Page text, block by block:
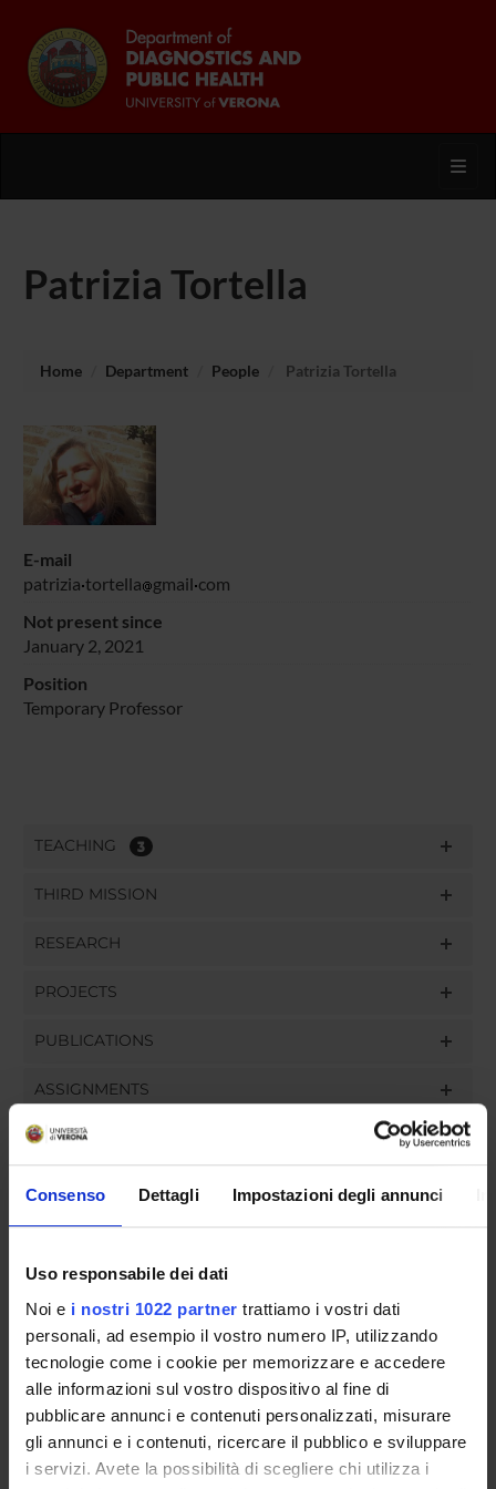
Consenso Dettagli Impostazioni degli annunci
Uso responsabile dei dati
Noi e i nostri 1022 partner trattiamo i vostri dati
personali, ad esempio il vostro numero IP, utilizzando
tecnologie come i cookie per memorizzare e accedere
alle informazioni sul vostro dispositivo al fine di
pubblicare annunci e contenuti personalizzati, misurare
gli annunci e i contenuti, ricercare il pubblico e sviluppare
i servizi. Avete la possibilità di scegliere chi utilizza i
Patrizia Tortella
Home Department People Patrizia Tortella
E-mail
patrizia tortella gmail com
Not present since
January 2, 2021
Position
Temporary Professor
TEACHING 3
THIRD MISSION
RESEARCH
PROJECTS
PUBLICATIONS
ASSIGNMENTS
COMMITTEES
DEPARTMENT ADMINISTRATION OFFICES
STUDENT ADMINISTRATION OFFICES
DEPARTMENT FACILITIES